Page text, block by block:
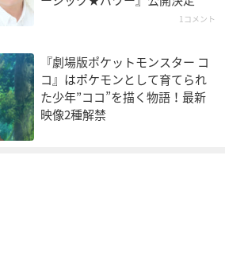
シュ キュレムVS聖剣
士 ケルディオ!
1コメント
『劇場版ポケットモンスター コ
コ』はポケモンとして育てられ
た少年”ココ”を描く物語！最新
映像2種解禁